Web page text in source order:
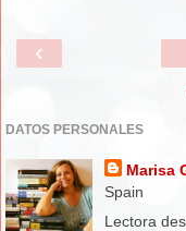
‹
DATOS PERSONALES
Marisa
Spain
Lectora